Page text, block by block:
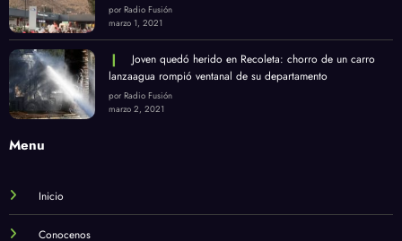
por Radio Fusión
marzo 1, 2021
Joven quedó herido en Recoleta: chorro de un carro
lanzaagua rompió ventanal de su departamento
por Radio Fusión
marzo 2, 2021
Menu
Inicio
Conocenos